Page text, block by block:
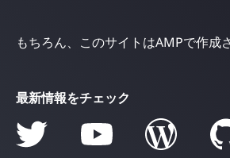
もちろん、このサイトはAMPで作成
最新情報をチェック